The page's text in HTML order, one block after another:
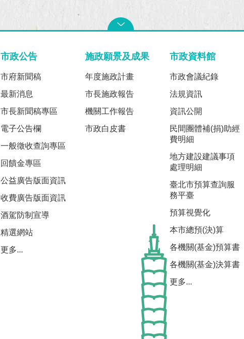
市政公告
市府新聞稿
最新消息
市長新聞稿專區
電子公告欄
一般徵收查詢專區
回饋金專區
公益廣告版面資訊
收費廣告版面資訊
酒駕防制宣導
精選網站
更多...
施政願景及成果
年度施政計畫
市長施政報告
機關工作報告
市政白皮書
市政資料館
市政會議紀錄
法規資訊
資訊公開
民間團體補(捐)助經
費明細
地方建設建議事項
處理明細
臺北市預算查詢服
務平臺
預算視覺化
本市總預(決)算
各機關(基金)預算書
各機關(基金)決算書
更多...